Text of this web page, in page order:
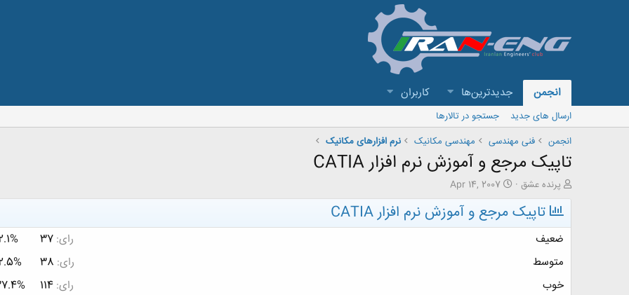
انجمن جدیدترین‌ها کاربران
ارسال های جدید
جستجو در تالارها
انجمن
فنی مهندسی مهندسی مکانیک نرم افزارهای مکانیک
تاپیک مرجع و آموزش نرم افزار CATIA
ش
ر
و
ک
ن
ن
ه
پرنده عشق
ت
ا
ر
ی
Apr 14, 2007
تاپیک مرجع و آموزش نرم افزار CATIA
ضعیف رای:
متوسط
رای:
خوب
رای: